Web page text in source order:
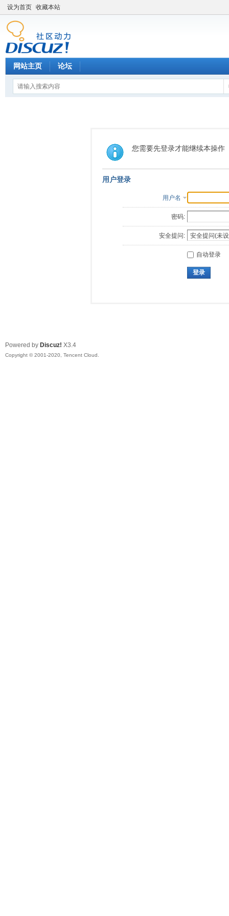
设为首页 收藏本站
网站主页 论坛
您需要先登录才能继续本操作
用户登录
用户名
密码:
安全提问:
自动登录
登录
Powered by Discuz! X3.4
Copyright © 2001-2020, Tencent Cloud.